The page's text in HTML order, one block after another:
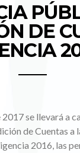
DE
se llevará a
de Cuentas a
2016, las